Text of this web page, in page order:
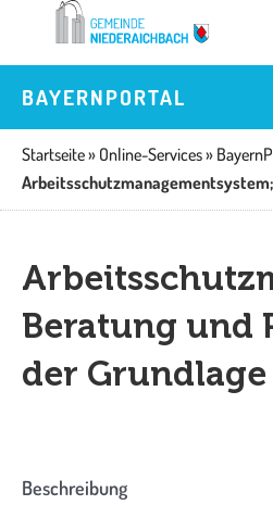
springen
BAYERNPORTAL
Startseite» Online-Services»
Beratung und
der Grundlage
Beschreibung